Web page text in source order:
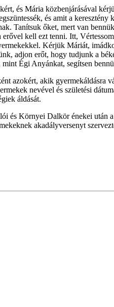
és Mária közbenjárásával
és amit a
Tanítsuk őket, mert van
kell ezt tenni. Itt,
Kérjük Máriát,
adjon erőt, hogy tudjunk a
Égi Anyánkat, segítsen
azokért, akik gyermekáldásra
nevével és születési
áldását.
és Környei Dalkör énekei
akadályversenyt